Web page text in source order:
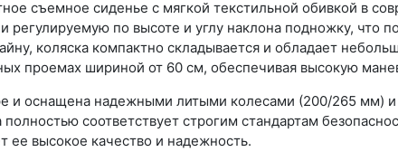
съемное сиденье с мягкой текстильной обивкой в
регулируемую по высоте и углу наклона подножку, что
коляска компактно складывается и обладает
проемах шириной от 60 см, обеспечивая высокую
и оснащена надежными литыми колесами (200/265 мм)
соответствует строгим стандартам
ее высокое качество и надежность.